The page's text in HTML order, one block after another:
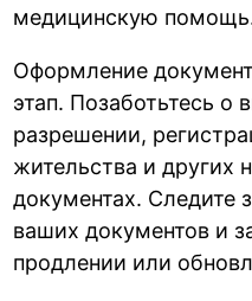
медицинскую
Оформление
этап. Позаботьтесь о
разрешении,
жительства и других
документах. Следите
ваших документов и
продлении или